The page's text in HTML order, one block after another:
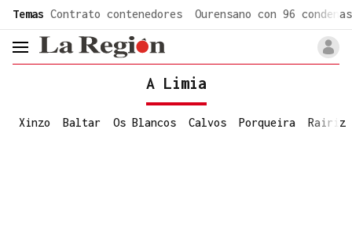
Temas Contrato contenedores Ourensano con 96 condenas
header.menu.open
A Limia
Xinzo Baltar Os Blancos Calvos Porqueira Rairiz